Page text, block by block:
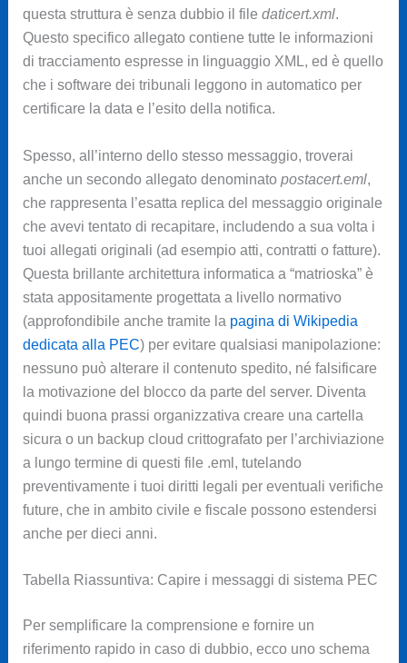
questa struttura è senza dubbio il file daticert.xml.
Questo specifico allegato contiene tutte le informazioni
di tracciamento espresse in linguaggio XML, ed è quello
che i software dei tribunali leggono in automatico per
certificare la data e l’esito della notifica.
Spesso, all’interno dello stesso messaggio, troverai
anche un secondo allegato denominato postacert.eml,
che rappresenta l’esatta replica del messaggio originale
che avevi tentato di recapitare, includendo a sua volta i
tuoi allegati originali (ad esempio atti, contratti o fatture).
Questa brillante architettura informatica a “matrioska” è
stata appositamente progettata a livello normativo
(approfondibile anche tramite la pagina di Wikipedia
dedicata alla PEC) per evitare qualsiasi manipolazione:
nessuno può alterare il contenuto spedito, né falsificare
la motivazione del blocco da parte del server. Diventa
quindi buona prassi organizzativa creare una cartella
sicura o un backup cloud crittografato per l’archiviazione
a lungo termine di questi file .eml, tutelando
preventivamente i tuoi diritti legali per eventuali verifiche
future, che in ambito civile e fiscale possono estendersi
anche per dieci anni.
Tabella Riassuntiva: Capire i messaggi di sistema PEC
Per semplificare la comprensione e fornire un
riferimento rapido in caso di dubbio, ecco uno schema